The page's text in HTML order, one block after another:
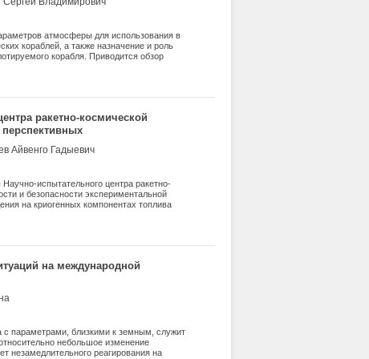
атмосферы для использования в
кораблей, а также назначение и роль
корабля. Приводится обзор
для этих целей данных
наблюдений. Представлены результаты
проводится сравнение
атмосферы.
ракетно-космической
Айвенго Гадыевич
испытательного центра ракетно-
и безопасности экспериментальной
на криогенных компонентах топлива
метан и водород. Они могут
давления во фронте ударной
и двигательных установок на
на международной
с параметрами, близкими к земным, служит
небольшое изменение
незамедлительного реагирования на